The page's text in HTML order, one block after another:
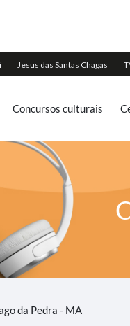
Concursos culturais
da Pedra - MA